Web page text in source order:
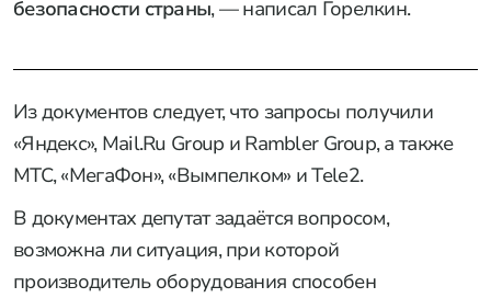
безопасности страны, — написал Горелкин.
Из документов следует, что запросы получили
«Яндекс», Mail.Ru Group и Rambler Group, а также
МТС, «МегаФон», «Вымпелком» и Tele2.
В документах депутат задаётся вопросом,
возможна ли ситуация, при которой
производитель оборудования способен